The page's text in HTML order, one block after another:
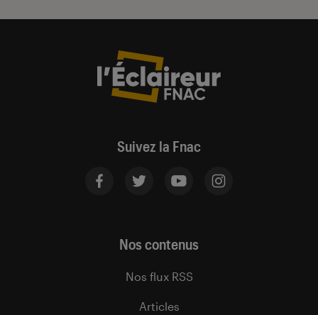
Suivez la Fnac
Nos contenus
Nos flux RSS
Articles